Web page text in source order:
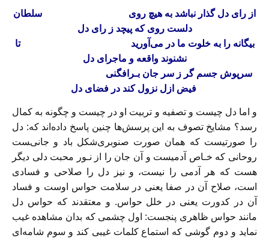
از رای دل گذار نباشد به هیچ روی سلطان
دلست روی که پیچد ز رای دل‌
بیگانه را‌ به خلوت ما در می‌آوریدتا
نشنوند واقعه و ماجرای دل‌
سرپوش جسم گر ز سر جان بـرافگنی‌
فیض ازل نزول کند در فضای دل
و اما دل چیست و تصفیه و تربیت او در چیست و چگونه‌ به‌ کمال
رسد؟ مشایخ تصوف به این پرسش‌ها چنین پاسخ داده‌اند که: دل
را صورتیست که‌‌ همان صورت صنوبری‌شکل باد و جانی‌‍ست
روحانی که خـاص آدمیست و آن جان را از نـور محبت دلی‌ دیگر‌
هست که هر آدمی را نیست، و نیز دل را صلاحی و فسادی
است، صلاح آن در صفا یعنی در سلامت حواس اوست و فساد
آن در کدورت یعنی در خلل حواس‌. و معتقدند‌ که حواس دل
مانند حواس ظاهری پنجست: اول چشمی که بدان مشاهده غیب
نماید و دوم گوشی که استماع کلمات غیبی کند و سوم شامه‌ای